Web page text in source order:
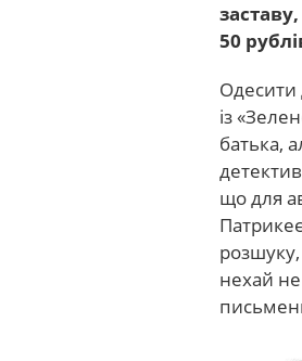
50
Одесити
із
батька,
що для
нехай